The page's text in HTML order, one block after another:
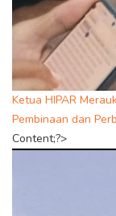
Ketua HIPAR
Pembinaan dan
Content;?>